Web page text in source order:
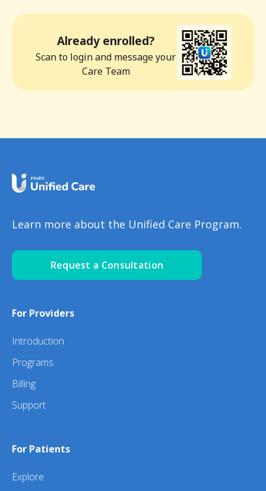
Already enrolled?
Scan to login and message your
Care Team
Learn more about the Unified Care Program.
Request a Consultation
For Providers
Introduction
Programs
Billing
Support
For Patients
Explore